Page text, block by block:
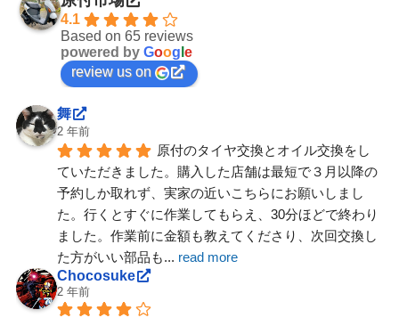
4.1
Based on 65 reviews
powered by Goog e
review us on
舞
2 年前
原付のタイヤ交換とオイル交換をし
ていただきました。購入した店舗は最短で３月以降の
予約しか取れず、実家の近いこちらにお願いしまし
た。行くとすぐに作業してもらえ、30分ほどで終わり
ました。作業前に金額も教えてくださり、次回交換し
た方がいい部品も... read more
Chocosuke
2 年前